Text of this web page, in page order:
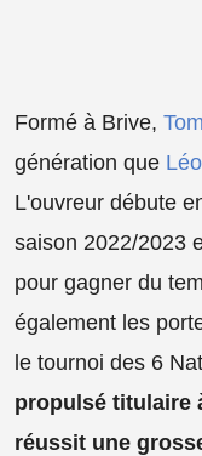
Formé à Brive,
génération que
L'ouvreur débute
saison 2022/2023
pour gagner du
également les
le tournoi des 6
propulsé titulaire
réussit une